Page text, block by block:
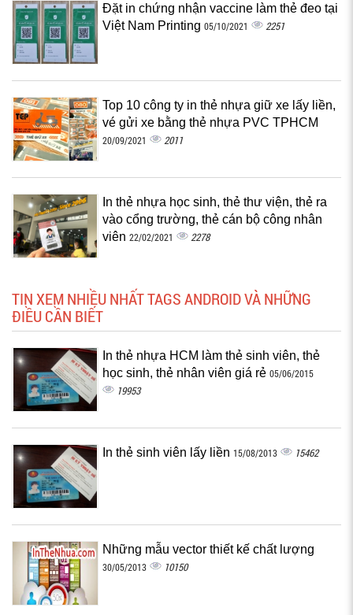
Đặt in chứng nhận vaccine làm thẻ đeo tại
Việt Nam Printing 05/10/2021 2251
Top 10 công ty in thẻ nhựa giữ xe lấy liền,
vé gửi xe bằng thẻ nhựa PVC TPHCM
20/09/2021 2011
In thẻ nhựa học sinh, thẻ thư viện, thẻ ra
vào cổng trường, thẻ cán bộ công nhân
viên 22/02/2021 2278
TIN XEM NHIỀU NHẤT TAGS ANDROID VÀ NHỮNG
ĐIỀU CẦN BIẾT
In thẻ nhựa HCM làm thẻ sinh viên, thẻ
học sinh, thẻ nhân viên giá rẻ 05/06/2015
19953
In thẻ sinh viên lấy liền 15/08/2013 15462
Những mẫu vector thiết kế chất lượng
30/05/2013 10150